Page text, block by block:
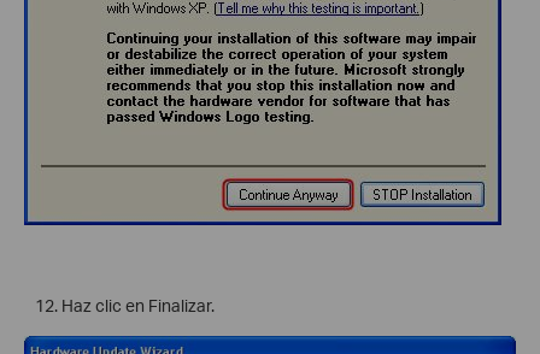
Haz clic en Finalizar.